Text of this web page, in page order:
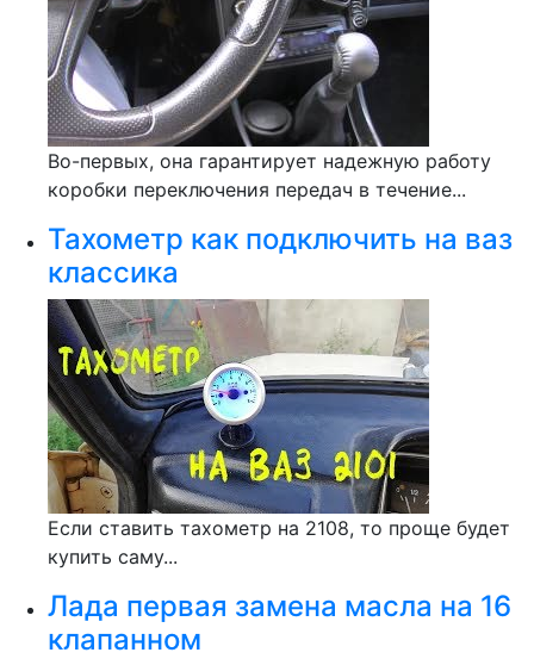
Во-первых, она гарантирует надежную работу
коробки переключения передач в течение...
Тахометр как подключить на ваз
классика
Если ставить тахометр на 2108, то проще будет
купить саму...
Лада первая замена масла на 16
клапанном